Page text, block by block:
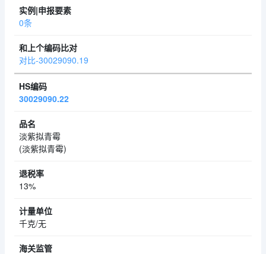
0条
对比-30029090.19
30029090.22
淡紫拟青霉
(淡紫拟青霉)
13%
千克/无